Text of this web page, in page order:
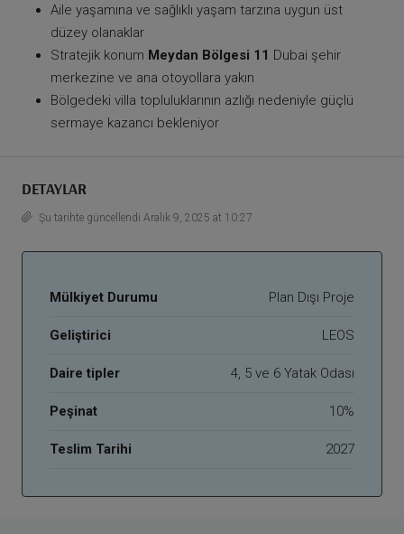
Aile yaşamına ve sağlıklı yaşam tarzına uygun üst
düzey olanaklar
Stratejik konum Meydan Bölgesi 11 Dubai şehir
merkezine ve ana otoyollara yakın
Bölgedeki villa topluluklarının azlığı nedeniyle güçlü
sermaye kazancı bekleniyor
DETAYLAR
Şu tarihte güncellendi Aralık 9, 2025 at 10:27
Mülkiyet Durumu Plan Dışı Proje
Geliştirici LEOS
Daire tipler 4, 5 ve 6 Yatak Odası
Peşinat 10%
Teslim Tarihi 2027